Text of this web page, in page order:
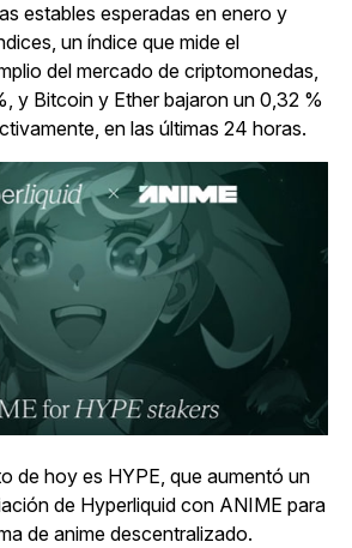
estables esperadas en enero y
un índice que mide el
del mercado de criptomonedas,
y Bitcoin y Ether bajaron un 0,32 %
en las últimas 24 horas.
de hoy es HYPE, que aumentó un
de Hyperliquid con ANIME para
de anime descentralizado.